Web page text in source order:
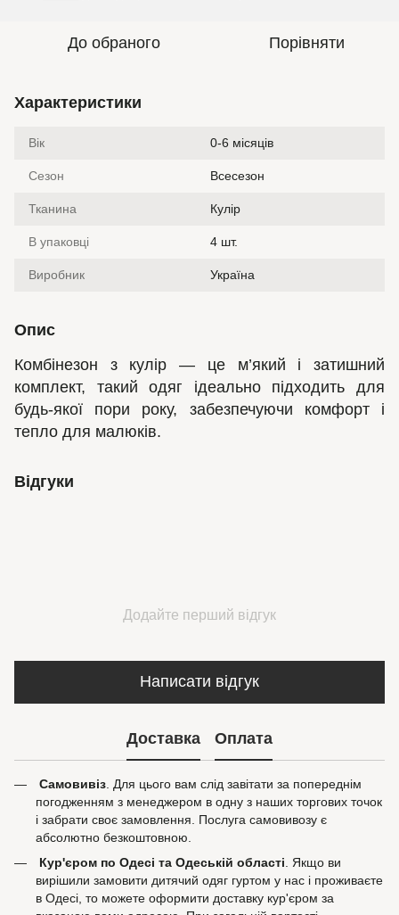
До обраного Порівняти
Характеристики
Вік 0-6 місяців
Сезон Всесезон
Тканина Кулір
В упаковці 4 шт.
Виробник Україна
Опис
Комбінезон з кулір — це м’який і затишний
комплект, такий одяг ідеально підходить для
будь-якої пори року, забезпечуючи комфорт і
тепло для малюків.
Відгуки
Додайте перший відгук
Написати відгук
Доставка Оплата
Самовивіз . Для цього вам слід завітати за попереднім
погодженням з менеджером в одну з наших торгових точок
і забрати своє замовлення. Послуга самовивозу є
абсолютно безкоштовною.
Кур'єром по Одесі та Одеській області . Якщо ви
вирішили замовити дитячий одяг гуртом у нас і проживаєте
в Одесі, то можете оформити доставку кур'єром за